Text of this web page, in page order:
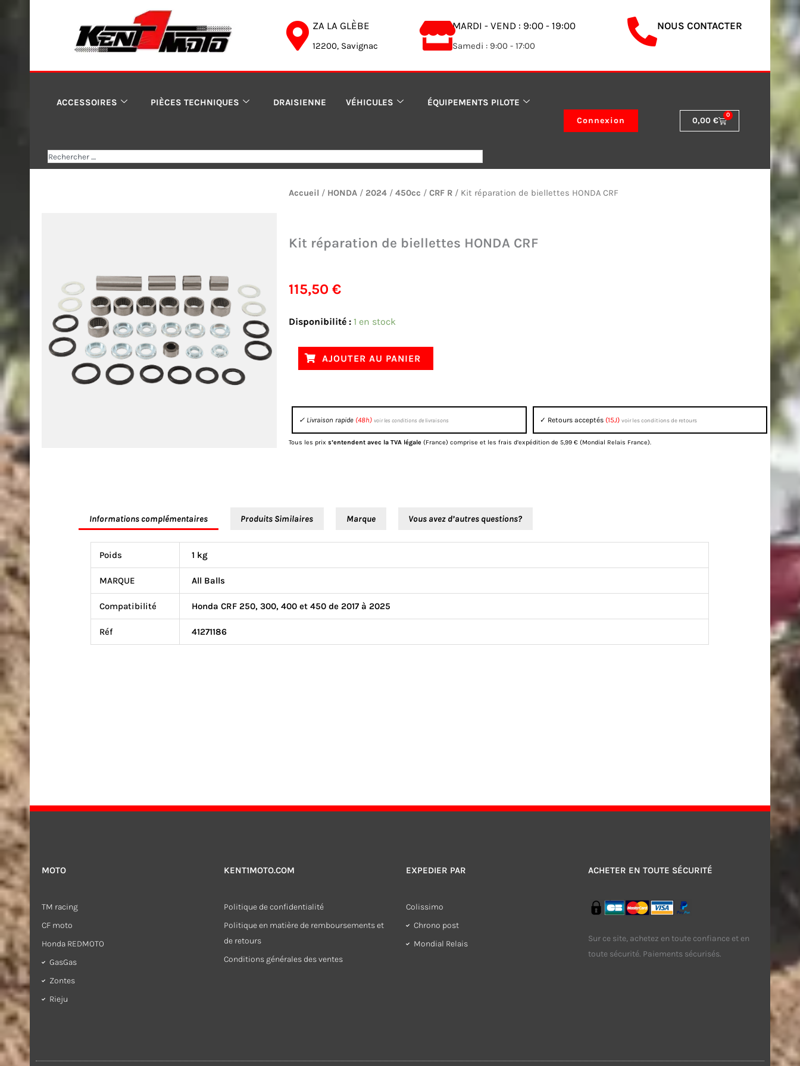
ZA LA GLÈBE
12200, Savignac
MARDI - VEND : 9:00 - 19:00
Samedi : 9:00 - 17:00
NOUS CONTACTER
ACCESSOIRES PIÈCES TECHNIQUES DRAISIENNE VÉHICULES ÉQUIPEMENTS PILOTE
Rechercher
Connexion 0,00€
0
Panier
Accueil / HONDA / 2024 /450cc /CRF R / Kit réparation de biellettes HONDA CRF
Kit réparation de biellettes HONDA CRF
115,50€
Disponibilité : 1 en stock
quantité
réparation
biellettes
HONDA
CRF
AJOUTER AU PANIER
✓ Livraison rapide (48h)voir les conditions de livraisons ✓ Retours acceptés (15J) voir les conditions de retours
Tous les prixs’entendent avec la TVA légale (France) comprise et les frais d’expédition de 5,99 € (Mondial Relais France).
Informations complémentaires Produits Similaires Marque Vous avez d’autres questions?
Poids 1 kg
MARQUE All Balls
Compatibilité Honda CRF 250, 300, 400 et 450 de 2017 à 2025
Réf 41271186
MOTO
TM racing
CF moto
Honda REDMOTO
GasGas
Zontes
Rieju
KENT1MOTO.COM
Politique de confidentialité
Politique en matière de remboursements et
de retours
Conditions générales des ventes
EXPEDIER PAR
Colissimo
Chrono post
Mondial Relais
ACHETER EN TOUTE SÉCURITÉ
Sur ce site, achetez en toute confiance et en
toute sécurité. Paiements sécurisés.